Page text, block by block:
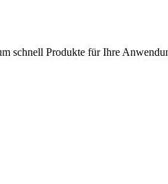
schnell Produkte für Ihre